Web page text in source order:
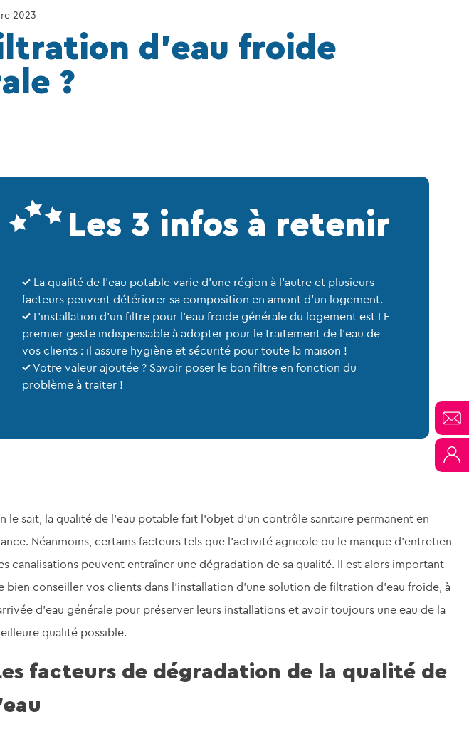
2023
d’eau froide
?
Les 3 infos à retenir
La qualité de l’eau potable varie d’une région à l’autre et plusieurs
facteurs peuvent détériorer sa composition en amont d’un logement.
L’installation d’un filtre pour l’eau froide générale du logement est LE
premier geste indispensable à adopter pour le traitement de l’eau de
vos clients : il assure hygiène et sécurité pour toute la maison !
Votre valeur ajoutée ? Savoir poser le bon filtre en fonction du
problème à traiter !
le sait, la qualité de l’eau potable fait l’objet d’un contrôle sanitaire permanent en
Néanmoins, certains facteurs tels que l’activité agricole ou le manque d’entretien
canalisations peuvent entraîner une dégradation de sa qualité. Il est alors important
bien conseiller vos clients dans l’installation d’une solution de filtration d’eau froide, à
d’eau générale pour préserver leurs installations et avoir toujours une eau de la
qualité possible.
facteurs de dégradation de la qualité de